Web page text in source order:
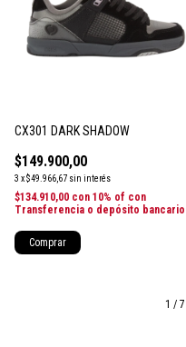
CX301 DARK SHADOW
$149.900,00
3 x$49.966,67 sin interés
$134.910,00 con 10% of con
Transferencia o depósito bancario
Comprar
1 / 7